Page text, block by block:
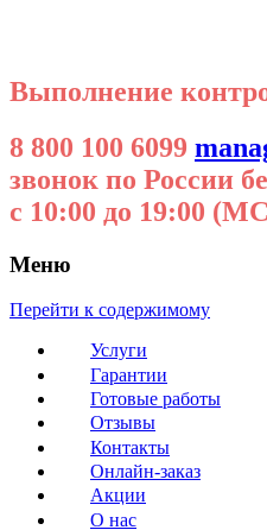
Выполнение
8 800 100 6099
звонок по России
с 10:00 до 19:00
Меню
Перейти к содержимому
Услуги
Гарантии
Готовые работы
Отзывы
Контакты
Онлайн-заказ
Акции
О нас